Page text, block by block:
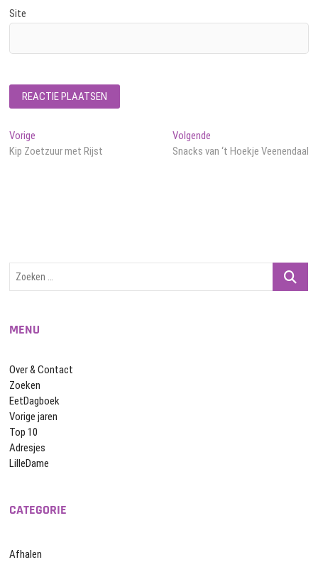
Site
Bericht
navigatie
Vorige
bericht:
Kip Zoetzuur met Rijst
VolgendeVolgend
bericht:
Snacks van ‘t Hoekje Veenendaal
Zoeken
MENU
Over & Contact
Zoeken
EetDagboek
Vorige jaren
Top 10
Adresjes
LilleDame
CATEGORIE
Afhalen